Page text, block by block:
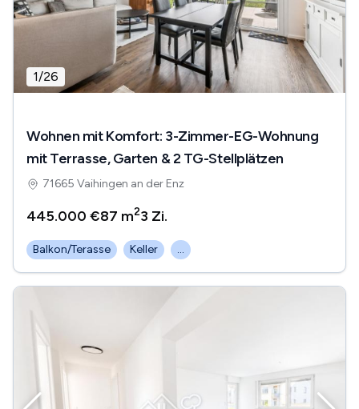
1/26
Wohnen mit Komfort: 3-Zimmer-EG-Wohnung
mit Terrasse, Garten & 2 TG-Stellplätzen
71665 Vaihingen an der Enz
445.000 €87 m23 Zi.
Balkon/Terasse Keller ...